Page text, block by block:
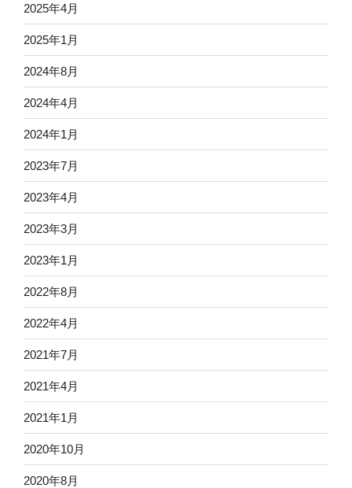
2025年4月
2025年1月
2024年8月
2024年4月
2024年1月
2023年7月
2023年4月
2023年3月
2023年1月
2022年8月
2022年4月
2021年7月
2021年4月
2021年1月
2020年10月
2020年8月